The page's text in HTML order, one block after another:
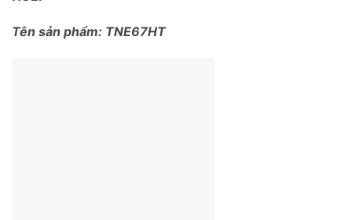
Tên sản phẩm: TNE67HT